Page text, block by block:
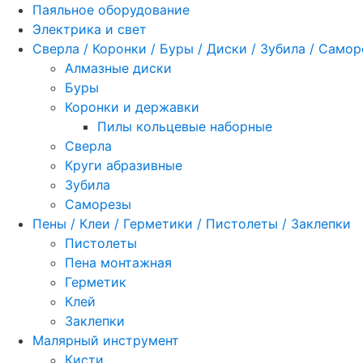
Паяльное оборудование
Электрика и свет
Сверла / Коронки / Буры / Диски / Зубила /
Алмазные диски
Буры
Коронки и державки
Пилы кольцевые наборные
Сверла
Круги абразивные
Зубила
Саморезы
Пены / Клеи / Герметики / Пистолеты / Заклепки
Пистолеты
Пена монтажная
Герметик
Клей
Заклепки
Малярный инструмент
Кисти